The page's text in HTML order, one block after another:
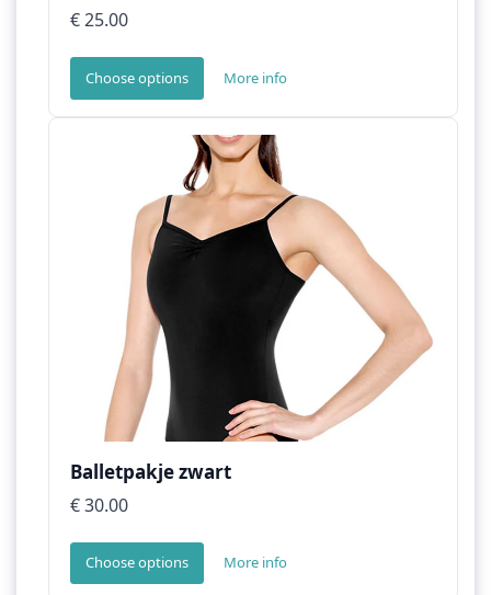
€ 25.00
Choose options More info
Balletpakje zwart
€ 30.00
Choose options More info